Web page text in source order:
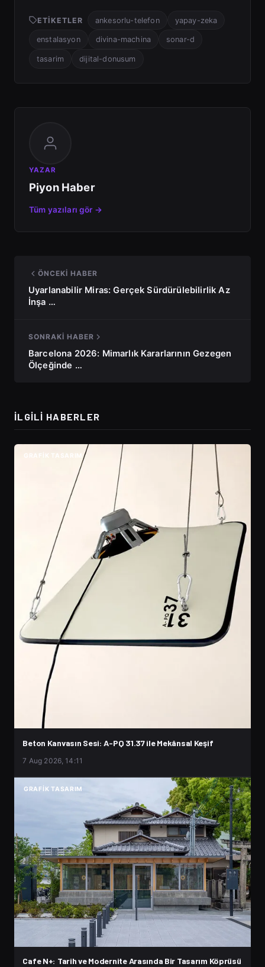
ETIKETLER ankesorlu-telefon yapay-zeka
enstalasyon divina-machina sonar-d
tasarim dijital-donusum
YAZAR
Piyon Haber
Tüm yazıları gör →
ÖNCEKI HABER
Uyarlanabilir Miras: Gerçek Sürdürülebilirlik Az
İnşa …
SONRAKI HABER
Barcelona 2026: Mimarlık Kararlarının Gezegen
Ölçeğinde …
İLGILI HABERLER
GRAFIK TASARIM
Beton Kanvasın Sesi: A-PQ 31.37 ile Mekânsal Keşif
7 Aug 2026, 14:11
GRAFIK TASARIM
Cafe N+: Tarih ve Modernite Arasında Bir Tasarım Köprüsü